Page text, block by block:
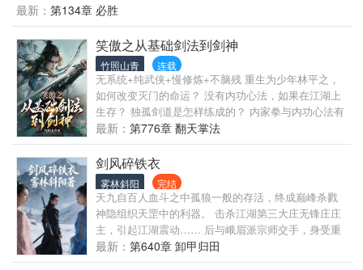
————
最新： 第134章 必胜
笑傲之从基础剑法到剑神
竹照山青 连载
无系统+纯武侠+慢修炼+不脑残 重生为少年林平之，
如何改变灭门的命运？ 没有内功心法，如果在江湖上
生存？ 独孤剑道是怎样练成的？ 内家拳与内功心法有
何差异，能否共存？ 华山剑气之争，到底有什么内
幕？ ，到底从何而来？ 少林、武当，到底扮演着什么
样的角色？ 且看林平之在笑傲世界里如何求生，如何
改命！
最新： 第776章 翻天掌法
剑风碎铁衣
雾林斜阳 完结
天九自百人血斗之中孤狼一般的存活，终成巅峰杀戮
神隐组织天罡中的利器。 击杀江湖第三大庄无锋庄庄
主，引起江湖震动…… 后与峨眉派宗师交手，身受重
伤之后危机四伏，天罡亦对其开始疑心，一场血雨腥
风不可遏制……
最新： 第640章 卸甲归田